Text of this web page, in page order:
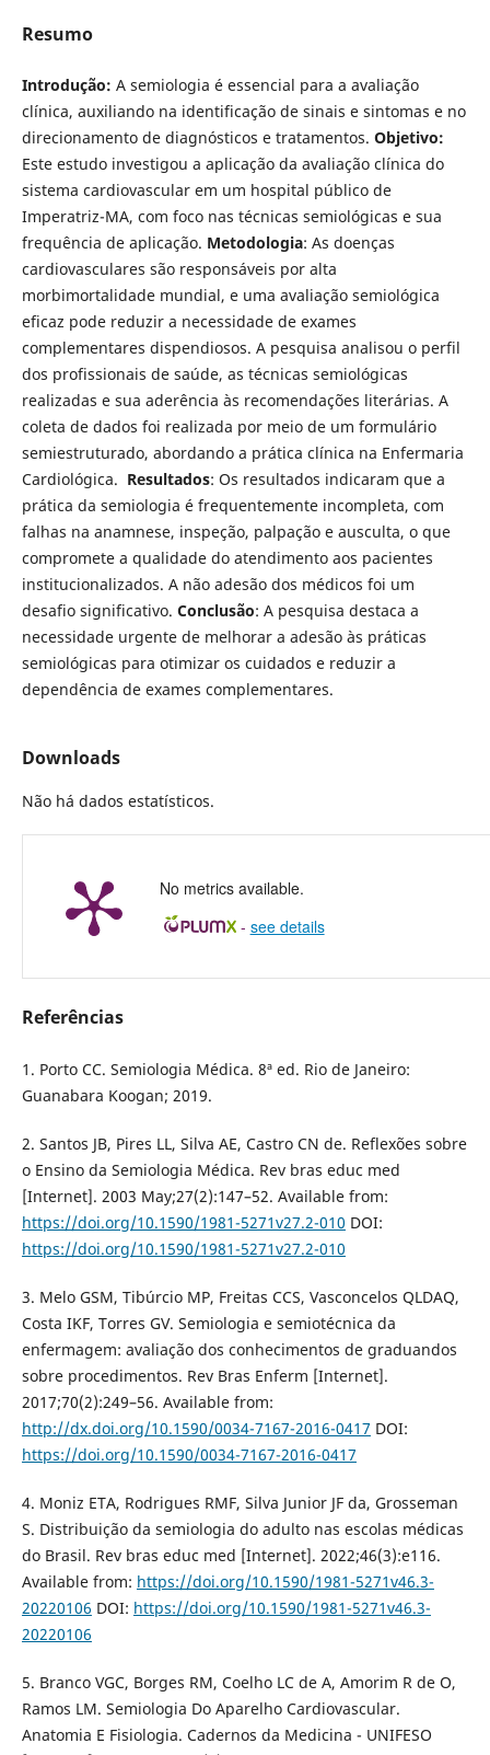
Resumo
Introdução: A semiologia é essencial para a avaliação
clínica, auxiliando na identificação de sinais e sintomas e no
direcionamento de diagnósticos e tratamentos. Objetivo:
Este estudo investigou a aplicação da avaliação clínica do
sistema cardiovascular em um hospital público de
Imperatriz-MA, com foco nas técnicas semiológicas e sua
frequência de aplicação. Metodologia: As doenças
cardiovasculares são responsáveis por alta
morbimortalidade mundial, e uma avaliação semiológica
eficaz pode reduzir a necessidade de exames
complementares dispendiosos. A pesquisa analisou o perfil
dos profissionais de saúde, as técnicas semiológicas
realizadas e sua aderência às recomendações literárias. A
coleta de dados foi realizada por meio de um formulário
semiestruturado, abordando a prática clínica na Enfermaria
Cardiológica. Resultados: Os resultados indicaram que a
prática da semiologia é frequentemente incompleta, com
falhas na anamnese, inspeção, palpação e ausculta, o que
compromete a qualidade do atendimento aos pacientes
institucionalizados. A não adesão dos médicos foi um
desafio significativo. Conclusão: A pesquisa destaca a
necessidade urgente de melhorar a adesão às práticas
semiológicas para otimizar os cuidados e reduzir a
dependência de exames complementares.
Downloads
Não há dados estatísticos.
No metrics available.
- see details
Referências
1. Porto CC. Semiologia Médica. 8ª ed. Rio de Janeiro:
Guanabara Koogan; 2019.
2. Santos JB, Pires LL, Silva AE, Castro CN de. Reflexões sobre
o Ensino da Semiologia Médica. Rev bras educ med
[Internet]. 2003 May;27(2):147–52. Available from:
https://doi.org/10.1590/1981-5271v27.2-010 DOI:
https://doi.org/10.1590/1981-5271v27.2-010
3. Melo GSM, Tibúrcio MP, Freitas CCS, Vasconcelos QLDAQ,
Costa IKF, Torres GV. Semiologia e semiotécnica da
enfermagem: avaliação dos conhecimentos de graduandos
sobre procedimentos. Rev Bras Enferm [Internet].
2017;70(2):249–56. Available from:
http://dx.doi.org/10.1590/0034-7167-2016-0417 DOI:
https://doi.org/10.1590/0034-7167-2016-0417
4. Moniz ETA, Rodrigues RMF, Silva Junior JF da, Grosseman
S. Distribuição da semiologia do adulto nas escolas médicas
do Brasil. Rev bras educ med [Internet]. 2022;46(3):e116.
Available from: https://doi.org/10.1590/1981-5271v46.3-
20220106 DOI: https://doi.org/10.1590/1981-5271v46.3-
20220106
5. Branco VGC, Borges RM, Coelho LC de A, Amorim R de O,
Ramos LM. Semiologia Do Aparelho Cardiovascular.
Anatomia E Fisiologia. Cadernos da Medicina - UNIFESO